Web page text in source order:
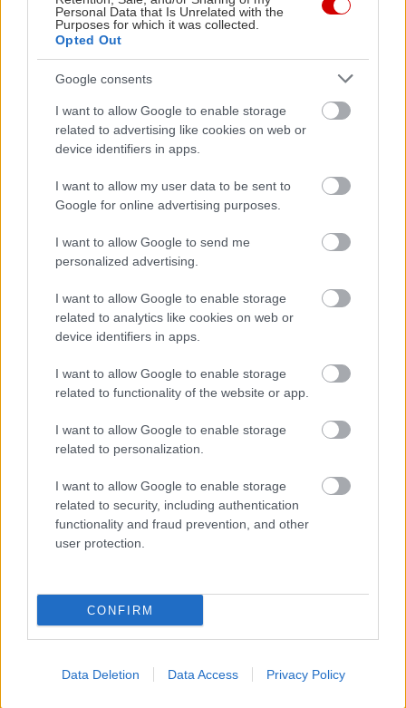
Personal Data that Is Unrelated with the
Purposes for which it was collected.
Opted Out
Google consents
I want to allow Google to enable storage
related to advertising like cookies on web or
device identifiers in apps.
I want to allow my user data to be sent to
Google for online advertising purposes.
I want to allow Google to send me
personalized advertising.
I want to allow Google to enable storage
related to analytics like cookies on web or
device identifiers in apps.
I want to allow Google to enable storage
related to functionality of the website or app.
I want to allow Google to enable storage
related to personalization.
I want to allow Google to enable storage
related to security, including authentication
functionality and fraud prevention, and other
user protection.
CONFIRM
Data Deletion Data Access Privacy Policy